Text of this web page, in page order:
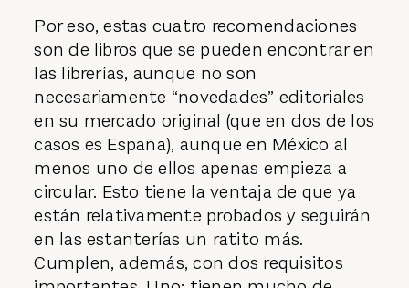
Por eso, estas cuatro recomendaciones
son de libros que se pueden encontrar en
las librerías, aunque no son
necesariamente “novedades” editoriales
en su mercado original (que en dos de los
casos es España), aunque en México al
menos uno de ellos apenas empieza a
circular. Esto tiene la ventaja de que ya
están relativamente probados y seguirán
en las estanterías un ratito más.
Cumplen, además, con dos requisitos